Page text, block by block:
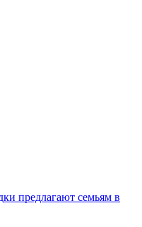
предлагают семьям в